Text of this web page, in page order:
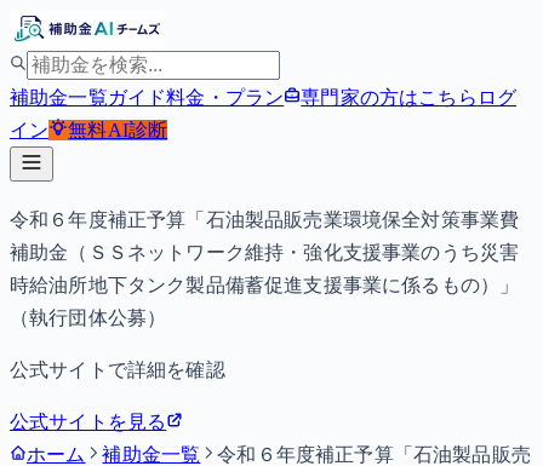
補助金一覧ガイド料金・プラン 専門家の方はこちら ログ
イン
無料AI診断
令和６年度補正予算「石油製品販売業環境保全対策事業費
補助金（ＳＳネットワーク維持・強化支援事業のうち災害
時給油所地下タンク製品備蓄促進支援事業に係るもの）」
（執行団体公募）
公式サイトで詳細を確認
公式サイトを見る
ホーム
補助金一覧
令和６年度補正予算「石油製品販売